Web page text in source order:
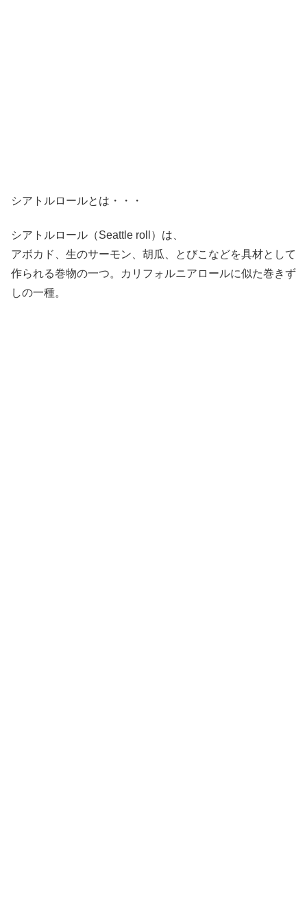
シアトルロールとは・・・
シアトルロール（Seattle roll）は、
アボカド、生のサーモン、胡瓜、とびこなどを具材として
作られる巻物の一つ。カリフォルニアロールに似た巻きず
しの一種。